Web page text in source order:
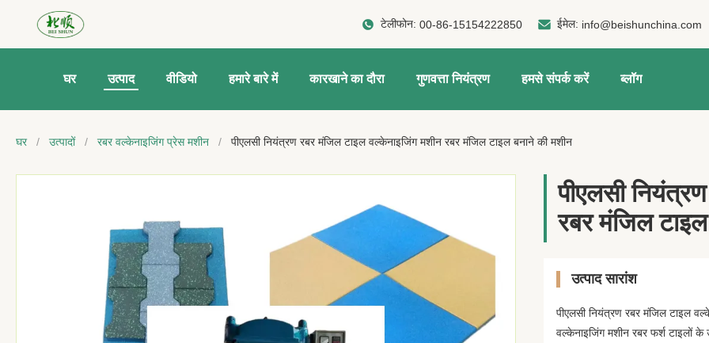
टेलीफोन:00-86-15154222850 ईमेल: info@beishunchina.com
घर उत्पाद वीडियो हमारे बारे में कारखाने का दौरा गुणवत्ता नियंत्रण हमसे संपर्क करें ब्लॉग
घर / उत्पादों / रबर वल्केनाइजिंग प्रेस मशीन / पीएलसी नियंत्रण रबर मंजिल टाइल वल्केनाइजिंग मशीन रबर मंजिल टाइल बनाने की मशीन
पीएलसी
रबर मंजिल
उत्पाद सारांश
पीएलसी नियंत्रण रबर मंजिल टाइल
वल्केनाइजिंग मशीन रबर फर्श टाइलों